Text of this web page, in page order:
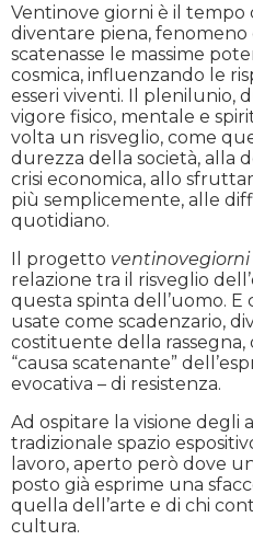
Ventinove giorni è il tempo
diventare piena,
scatenasse le massime
cosmica, influenzando le
esseri viventi. Il plenilunio,
vigore fisico, mentale e
volta un risveglio, come
durezza della società, alla
crisi economica, allo
più semplicemente, alle
quotidiano.
Il progetto ventinovegiorni
relazione tra il risveglio
questa spinta dell’uomo.
usate come scadenzario,
costituente della rassegna,
“causa scatenante”
evocativa – di resistenza.
Ad ospitare la visione degli
tradizionale spazio
lavoro, aperto però dove
posto già esprime una
quella dell’arte e di chi
cultura.